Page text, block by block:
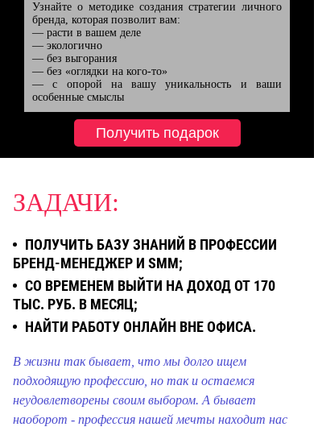
Узнайте о методике создания стратегии личного
бренда, которая позволит вам:
— расти в вашем деле
— экологично
— без выгорания
— без «оглядки на кого-то»
— с опорой на вашу уникальность и ваши
особенные смыслы
Получить подарок
ЗАДАЧИ:
ПОЛУЧИТЬ БАЗУ ЗНАНИЙ В ПРОФЕССИИ
БРЕНД-МЕНЕДЖЕР И SMM;
СО ВРЕМЕНЕМ ВЫЙТИ НА ДОХОД ОТ 170
ТЫС. РУБ. В МЕСЯЦ;
НАЙТИ РАБОТУ ОНЛАЙН ВНЕ ОФИСА.
В жизни так бывает, что мы долго ищем
подходящую профессию, но так и остаемся
неудовлетворены своим выбором. А бывает
наоборот - профессия нашей мечты находит нас